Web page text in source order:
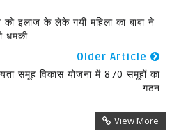
को इलाज के लेके गयी महिला का बाबा ने
धमकी
Older Article
समूह विकास योजना में 870 समूहों का
गठन
View More